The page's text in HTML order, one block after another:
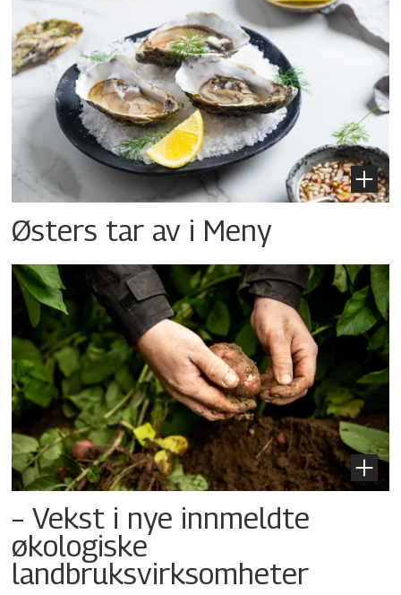
Østers tar av i Meny
– Vekst i nye innmeldte
økologiske
landbruksvirksomheter